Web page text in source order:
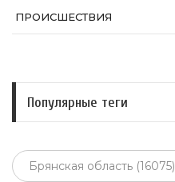
ПРОИСШЕСТВИЯ
Популярные теги
Брянская область (16075)